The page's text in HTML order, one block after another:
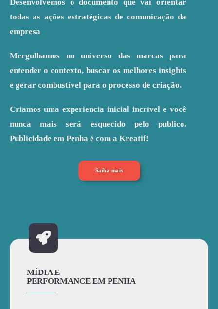
Desenvolvemos o documento que vai orientar
todas as ações estratégicas de comunicação da
empresa
Mergulhamos no universo das marcas para
entender o contexto, buscar os melhores insights
e gerar combustível para o processo de criação.
Criamos uma experiencia inicial incrível e você
nunca mais será esquecido pelo publico.
Publicidade em Penha é com a Kreatif!
Saiba mais
MÍDIA E
PERFORMANCE EM PENHA